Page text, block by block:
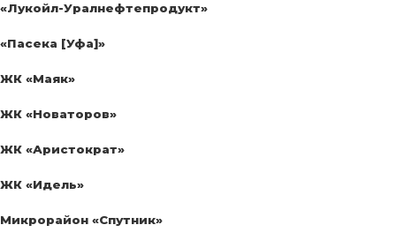
«Лукойл-Уралнефтепродукт»
«Пасека [Уфа]»
ЖК «Маяк»
ЖК «Новаторов»
ЖК «Аристократ»
ЖК «Идель»
Микрорайон «Спутник»